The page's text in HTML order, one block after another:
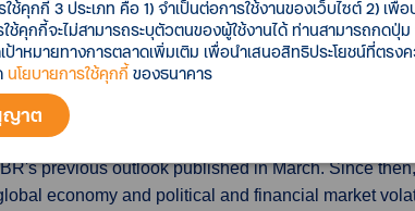
increase, a revision from the 10.7% annual
from soaring energy prices, which were 41.5%
food, alcohol and tobacco.
shrink 1.4% in 2023
Britain's economy is
projections from the Office for Budget
previous outlook published in March. Since
economy and political and financial market
ใช้คุกกี้ 3 ประเภท คือ 1) จำเป็นต่อการใช้งานของเว็บไซต์ 2) เ
ใช้คุกกี้จะไม่สามารถระบุตัวตนของผู้ใช้งานได้ ท่านสามารถกดปุ่
ป้าหมายทางการตลาดเพิ่มเติม เพื่อนำเสนอสิทธิประโยชน์ที่ตร
นโยบายการใช้คุกกี้ ของธนาคาร
ญาต